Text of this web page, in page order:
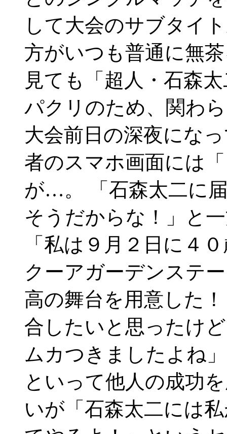
して大会のサブタイ
方がいつも普通に無
見ても「超人・石森
パクリのため、関わ
大会前日の深夜にな
者のスマホ画面には
が…。 「石森太二に
そうだからな！」と
「私は９月２日に４
クーアガーデンステ
高の舞台を用意した
合したいと思ったけ
ムカつきましたよね
といって他人の成功
いが「石森太二には